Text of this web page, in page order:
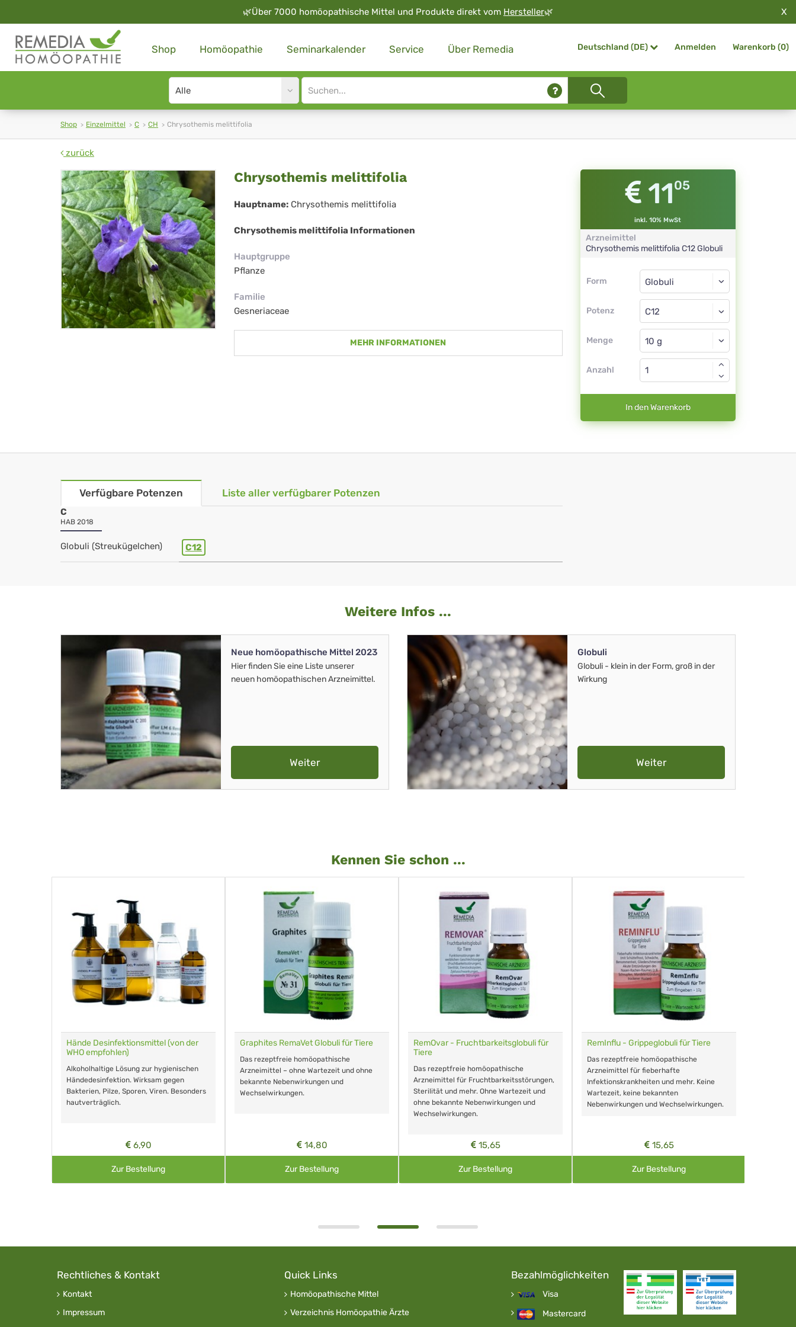
🌿Über 7000 homöopathische Mittel und Produkte direkt vom Hersteller🌿 X
Shop Homöopathie Seminarkalender Service Über Remedia Deutschland (DE) Anmelden Warenkorb (0)
Search
type
Site
search
Shop Einzelmittel C CH Chrysothemis melittifolia
zurück
Chrysothemis
melittifolia
Chrysothemis melittifolia
Hauptname: Chrysothemis melittifolia
Chrysothemis melittifolia Informationen
Hauptgruppe
Pflanze
Familie
Gesneriaceae
MEHR INFORMATIONEN
1105
inkl. 10% MwSt
Arzneimittel
Chrysothemis melittifolia C12 Globuli
Form
Form
Potenz
Globuli
C12
Menge
Globuli
Anzahl
In den Warenkorb
Verfügbare Potenzen Liste aller verfügbarer Potenzen
C
HAB 2018
Globuli (Streukügelchen) C12
Weitere Infos ...
Neue homöopathische Mittel 2023
Hier finden Sie eine Liste unserer
neuen homöopathischen Arzneimittel.
Weiter
Globuli
Globuli - klein in der Form, groß in der
Wirkung
Weiter
Kennen Sie schon ...
Hände Desinfektionsmittel (von der
WHO empfohlen)
Alkoholhaltige Lösung zur hygienischen
Händedesinfektion. Wirksam gegen
Bakterien, Pilze, Sporen, Viren. Besonders
hautverträglich.
6,90
Zur Bestellung
Graphites RemaVet Globuli für Tiere
Das rezeptfreie homöopathische
Arzneimittel – ohne Wartezeit und ohne
bekannte Nebenwirkungen und
Wechselwirkungen.
14,80
Zur Bestellung
RemOvar - Fruchtbarkeitsglobuli für
Tiere
Das rezeptfreie homöopathische
Arzneimittel für Fruchtbarkeitsstörungen,
Sterilität und mehr. Ohne Wartezeit und
ohne bekannte Nebenwirkungen und
Wechselwirkungen.
15,65
Zur Bestellung
RemInflu - Grippeglobuli für Tiere
Das rezeptfreie homöopathische
Arzneimittel für fieberhafte
Infektionskrankheiten und mehr. Keine
Wartezeit, keine bekannten
Nebenwirkungen und Wechselwirkungen.
15,65
Zur Bestellung
Rechtliches & Kontakt
Kontakt
Impressum
Quick Links
Homöopathische Mittel
Verzeichnis Homöopathie Ärzte
Bezahlmöglichkeiten
Visa
Mastercard